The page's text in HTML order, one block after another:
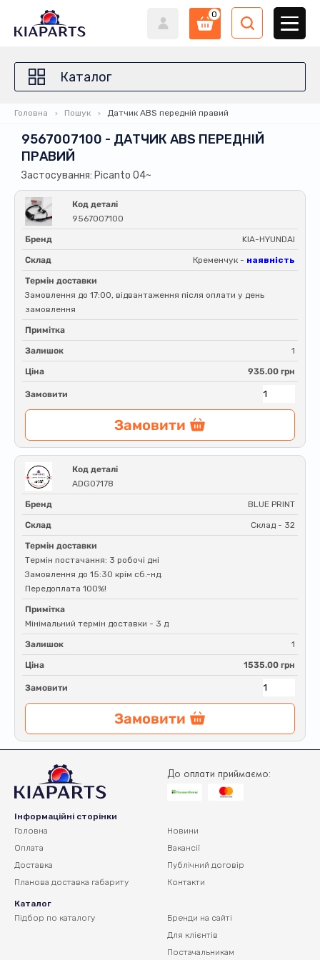
0
Каталог
Головна Пошук Датчик ABS передній правий
9567007100 - ДАТЧИК ABS ПЕРЕДНІЙ
ПРАВИЙ
Застосування: Picanto 04~
Код деталі
9567007100
Бренд KIA-HYUNDAI
Склад Кременчук - наявність
Термін доставки
Замовлення до 17:00, відвантаження після оплати у день
замовлення
Примітка
Залишок 1
Ціна 935.00 грн
Замовити
Замовити
Код деталі
ADG07178
Бренд BLUE PRINT
Склад Склад - 32
Термін доставки
Термін постачання: 3 робочі дні
Замовлення до 15:30 крім сб.-нд.
Передоплата 100%!
Примітка
Мінімальний термін доставки - 3 д
Залишок 1
Ціна 1535.00 грн
Замовити
Замовити
До оплати приймаємо:
Інформаційні сторінки
Головна
Оплата
Доставка
Планова доставка габариту
Новини
Вакансії
Публічний договір
Контакти
Каталог
Підбор по каталогу
Бренди на сайті
Для клієнтів
Постачальникам